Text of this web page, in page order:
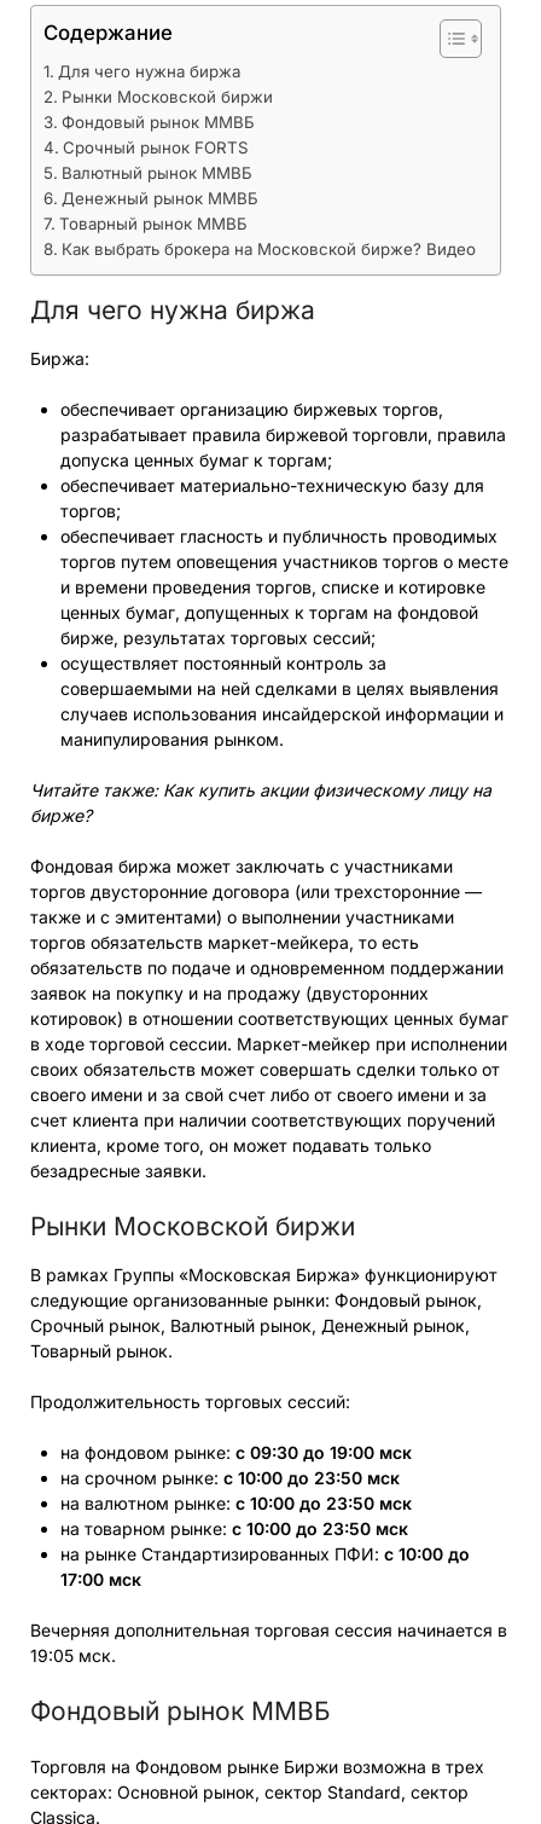
Содержание
Для чего нужна биржа
Рынки Московской биржи
Фондовый рынок ММВБ
Срочный рынок FORTS
Валютный рынок ММВБ
Денежный рынок ММВБ
Товарный рынок ММВБ
Как выбрать брокера на Московской бирже? Видео
Для чего нужна биржа
Биржа:
обеспечивает организацию биржевых торгов,
разрабатывает правила биржевой торговли, правила
допуска ценных бумаг к торгам;
обеспечивает материально-техническую базу для
торгов;
обеспечивает гласность и публичность проводимых
торгов путем оповещения участников торгов о месте
и времени проведения торгов, списке и котировке
ценных бумаг, допущенных к торгам на фондовой
бирже, результатах торговых сессий;
осуществляет постоянный контроль за
совершаемыми на ней сделками в целях выявления
случаев использования инсайдерской информации и
манипулирования рынком.
Читайте также: Как купить акции физическому лицу на
бирже?
Фондовая биржа может заключать с участниками
торгов двусторонние договора (или трехсторонние —
также и с эмитентами) о выполнении участниками
торгов обязательств маркет-мейкера, то есть
обязательств по подаче и одновременном поддержании
заявок на покупку и на продажу (двусторонних
котировок) в отношении соответствующих ценных бумаг
в ходе торговой сессии. Маркет-мейкер при исполнении
своих обязательств может совершать сделки только от
своего имени и за свой счет либо от своего имени и за
счет клиента при наличии соответствующих поручений
клиента, кроме того, он может подавать только
безадресные заявки.
Рынки Московской биржи
В рамках Группы «Московская Биржа» функционируют
следующие организованные рынки: Фондовый рынок,
Срочный рынок, Валютный рынок, Денежный рынок,
Товарный рынок.
Продолжительность торговых сессий:
на фондовом рынке: с 09:30 до 19:00 мск
на срочном рынке: с 10:00 до 23:50 мск
на валютном рынке: с 10:00 до 23:50 мск
на товарном рынке: с 10:00 до 23:50 мск
на рынке Стандартизированных ПФИ: с 10:00 до
17:00 мск
Вечерняя дополнительная торговая сессия начинается в
19:05 мск.
Фондовый рынок ММВБ
Торговля на Фондовом рынке Биржи возможна в трех
секторах: Основной рынок, сектор Standard, сектор
Classica.